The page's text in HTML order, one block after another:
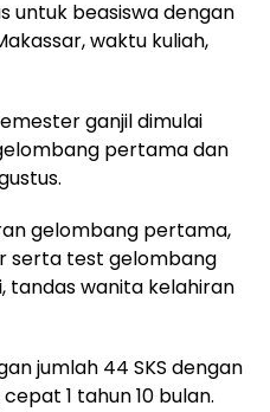
untuk beasiswa dengan
waktu kuliah,
ganjil dimulai
pertama dan
gelombang pertama,
serta test gelombang
tandas wanita kelahiran
jumlah 44 SKS dengan
1 tahun 10 bulan.